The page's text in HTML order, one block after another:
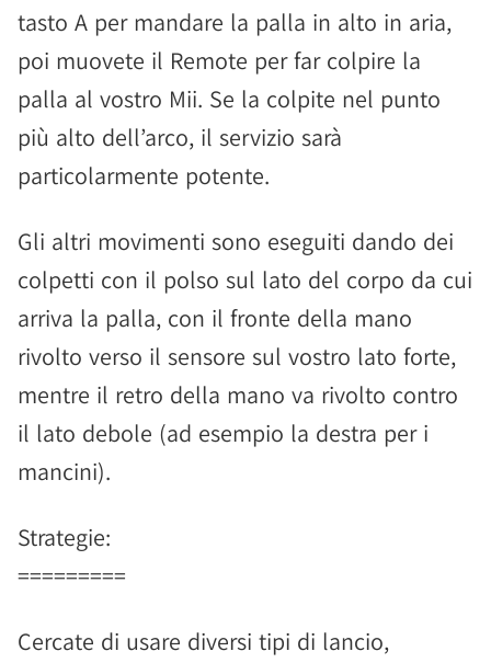
tasto A per mandare la palla in alto in aria,
poi muovete il Remote per far colpire la
palla al vostro Mii. Se la colpite nel punto
più alto dell’arco, il servizio sarà
particolarmente potente.
Gli altri movimenti sono eseguiti dando dei
colpetti con il polso sul lato del corpo da cui
arriva la palla, con il fronte della mano
rivolto verso il sensore sul vostro lato forte,
mentre il retro della mano va rivolto contro
il lato debole (ad esempio la destra per i
mancini).
Strategie:
=========
Cercate di usare diversi tipi di lancio,